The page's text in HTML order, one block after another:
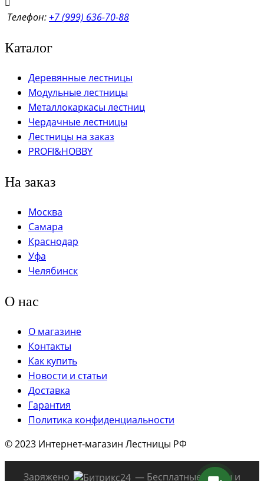
Как выбрать готовую лестницу
площадь помещения;
угол наклона;
максимальную нагрузку на ступени;
тип ограждений и поручней.
Подробная инструкция для самостоятельной
Купить готовую лестницу на второй этаж — это
без длительного ожидания изготовления. Выберите
подходящую модель и оформите заказ онлайн — мы
организуем доставку в ваш регион в кратчайшие
Телефон: +7 (999) 636-70-88
Каталог
Деревянные лестницы
Модульные лестницы
Металлокаркасы лестниц
Чердачные лестницы
Лестницы на заказ
PROFI&HOBBY
На заказ
Москва
Самара
Краснодар
Уфа
Челябинск
О нас
О магазине
Контакты
Как купить
Новости и статьи
Доставка
Гарантия
Политика конфиденциальности
© 2023 Интернет-магазин Лестницы РФ
Заряжено — Бесплатные Сайты и